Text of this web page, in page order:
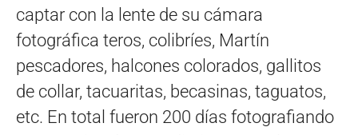
captar con la lente de su cámara
fotográfica teros, colibríes, Martín
pescadores, halcones colorados, gallitos
de collar, tacuaritas, becasinas, taguatos,
etc. En total fueron 200 días fotografiando